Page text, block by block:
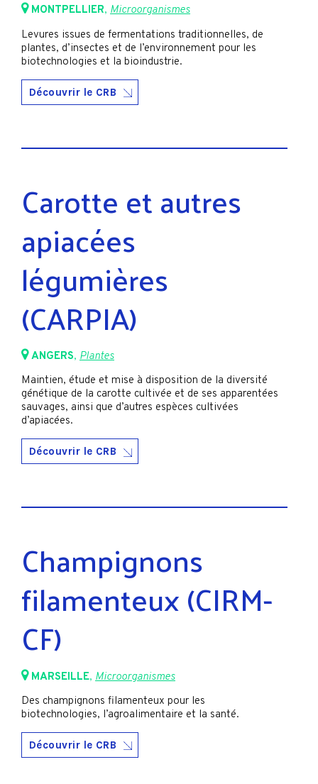
MONTPELLIER, Microorganismes
Levures issues de fermentations traditionnelles, de
plantes, d’insectes et de l’environnement pour les
biotechnologies et la bioindustrie.
Découvrir le CRB
Carotte et autres
apiacées
légumières
(CARPIA)
ANGERS, Plantes
Maintien, étude et mise à disposition de la diversité
génétique de la carotte cultivée et de ses apparentées
sauvages, ainsi que d’autres espèces cultivées
d’apiacées.
Découvrir le CRB
Champignons
filamenteux (CIRM-
CF)
MARSEILLE, Microorganismes
Des champignons filamenteux pour les
biotechnologies, l’agroalimentaire et la santé.
Découvrir le CRB